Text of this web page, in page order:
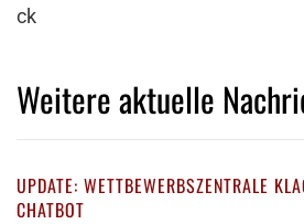
ck
Weitere aktuelle
UPDATE: WETTBEWERBSZENTRALE
CHATBOT